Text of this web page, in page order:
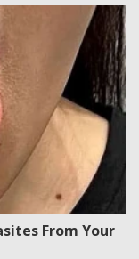
From Your